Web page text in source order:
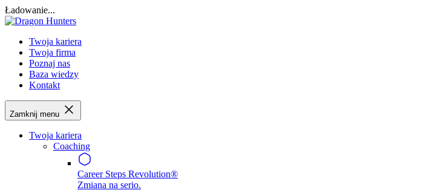
Ładowanie...
Twoja kariera
Twoja firma
Poznaj nas
Baza wiedzy
Kontakt
Zamknij menu
Twoja kariera
Coaching
Career Steps Revolution®
Zmiana na serio.